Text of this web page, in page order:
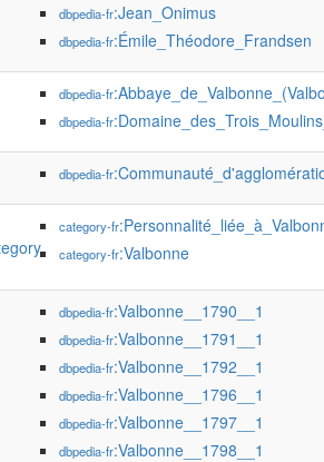
dbpedia-fr:Jean_Onimus
dbpedia-fr:Émile_Théodore_Frandsen
dbpedia-fr
dbpedia-fr
dbpedia-fr
category-fr
category-fr:Valbonne
dbpedia-fr:Valbonne__1790__1
dbpedia-fr:Valbonne__1791__1
dbpedia-fr:Valbonne__1792__1
dbpedia-fr:Valbonne__1796__1
dbpedia-fr:Valbonne__1797__1
dbpedia-fr:Valbonne__1798__1